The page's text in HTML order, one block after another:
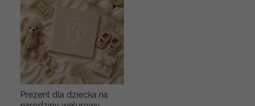
Prezent dla dziecka na